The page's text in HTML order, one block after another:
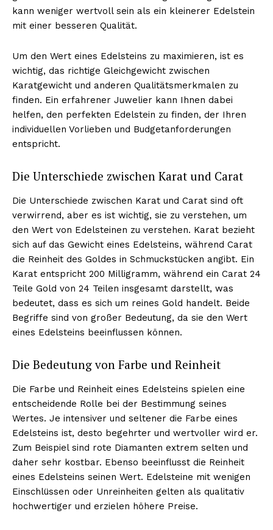
kann weniger wertvoll sein als ein kleinerer Edelstein
mit einer besseren Qualität.
Um den Wert eines Edelsteins zu maximieren, ist es
wichtig, das richtige Gleichgewicht zwischen
Karatgewicht und anderen Qualitätsmerkmalen zu
finden. Ein erfahrener Juwelier kann Ihnen dabei
helfen, den perfekten Edelstein zu finden, der Ihren
individuellen Vorlieben und Budgetanforderungen
entspricht.
Die Unterschiede zwischen Karat und Carat
Die Unterschiede zwischen Karat und Carat sind oft
verwirrend, aber es ist wichtig, sie zu verstehen, um
den Wert von Edelsteinen zu verstehen. Karat bezieht
sich auf das Gewicht eines Edelsteins, während Carat
die Reinheit des Goldes in Schmuckstücken angibt. Ein
Karat entspricht 200 Milligramm, während ein Carat 24
Teile Gold von 24 Teilen insgesamt darstellt, was
bedeutet, dass es sich um reines Gold handelt. Beide
Begriffe sind von großer Bedeutung, da sie den Wert
eines Edelsteins beeinflussen können.
Die Bedeutung von Farbe und Reinheit
Die Farbe und Reinheit eines Edelsteins spielen eine
entscheidende Rolle bei der Bestimmung seines
Wertes. Je intensiver und seltener die Farbe eines
Edelsteins ist, desto begehrter und wertvoller wird er.
Zum Beispiel sind rote Diamanten extrem selten und
daher sehr kostbar. Ebenso beeinflusst die Reinheit
eines Edelsteins seinen Wert. Edelsteine mit wenigen
Einschlüssen oder Unreinheiten gelten als qualitativ
hochwertiger und erzielen höhere Preise.